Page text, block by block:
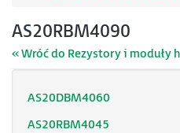
AS20RBM4090
« Wróć do Rezystory i moduły
AS20DBM4060
AS20RBM4045